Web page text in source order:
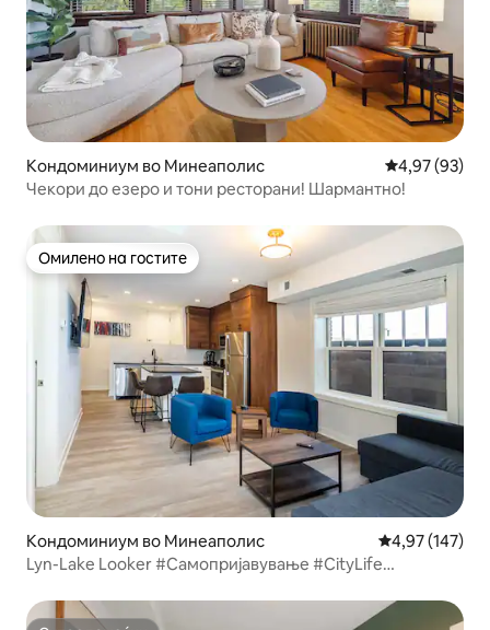
Кондоминиум во Минеаполис Просечна
4,97 (93)
Чекори до езеро и тони ресторани! Шармантно!
Омилено на гостите
Омилено на гостите
Кондоминиум во Минеаполис Просечна
4,97 (147)
Lyn-Lake Looker #Самопријавување #CityLife